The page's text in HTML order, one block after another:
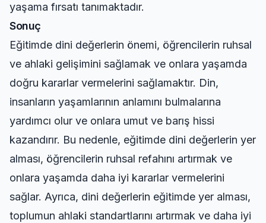
yaşama fırsatı tanımaktadır.
Sonuç
Eğitimde dini değerlerin önemi, öğrencilerin ruhsal
ve ahlaki gelişimini sağlamak ve onlara yaşamda
doğru kararlar vermelerini sağlamaktır. Din,
insanların yaşamlarının anlamını bulmalarına
yardımcı olur ve onlara umut ve barış hissi
kazandırır. Bu nedenle, eğitimde dini değerlerin yer
alması, öğrencilerin ruhsal refahını artırmak ve
onlara yaşamda daha iyi kararlar vermelerini
sağlar. Ayrıca, dini değerlerin eğitimde yer alması,
toplumun ahlaki standartlarını artırmak ve daha iyi